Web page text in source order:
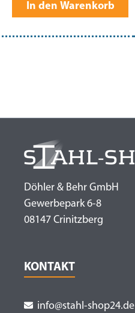
In den Warenkorb
Döhler & Behr GmbH
Gewerbepark 6-8
08147 Crinitzberg
KONTAKT
info@stahl-shop24.de